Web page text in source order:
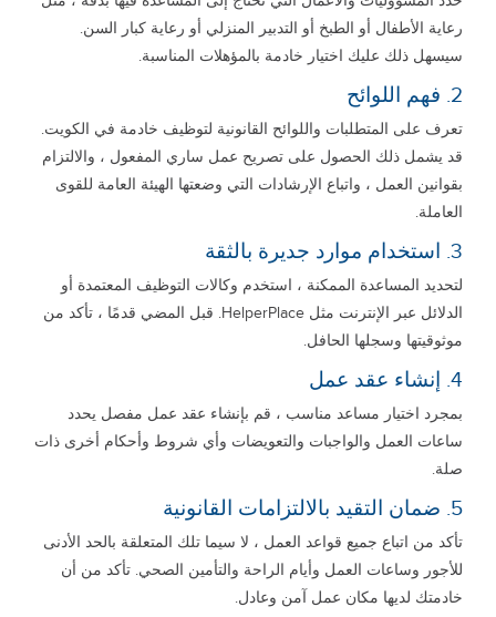
رعاية الأطفال أو الطبخ أو التدبير المنزلي أو رعاية كبار السن.
سيسهل ذلك عليك اختيار خادمة بالمؤهلات المناسبة.
2. فهم اللوائح
تعرف على المتطلبات واللوائح القانونية لتوظيف خادمة في الكويت.
قد يشمل ذلك الحصول على تصريح عمل ساري المفعول ، والالتزام
بقوانين العمل ، واتباع الإرشادات التي وضعتها الهيئة العامة للقوى
العاملة.
3. استخدام موارد جديرة بالثقة
لتحديد المساعدة الممكنة ، استخدم وكالات التوظيف المعتمدة أو
الدلائل عبر الإنترنت مثل HelperPlace. قبل المضي قدمًا ، تأكد من
موثوقيتها وسجلها الحافل.
4. إنشاء عقد عمل
بمجرد اختيار مساعد مناسب ، قم بإنشاء عقد عمل مفصل يحدد
ساعات العمل والواجبات والتعويضات وأي شروط وأحكام أخرى ذات
صلة.
5. ضمان التقيد بالالتزامات القانونية
تأكد من اتباع جميع قواعد العمل ، لا سيما تلك المتعلقة بالحد الأدنى
للأجور وساعات العمل وأيام الراحة والتأمين الصحي. تأكد من أن
خادمتك لديها مكان عمل آمن وعادل.